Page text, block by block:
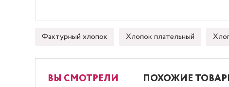
Фактурный хлопок Хлопок плательный
ВЫ СМОТРЕЛИ ПОХОЖИЕ